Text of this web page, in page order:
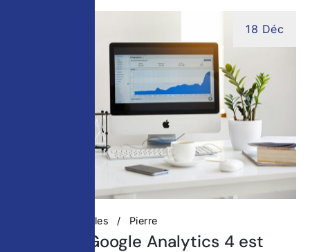
18 Déc
Actualités digitales Pierre
Pourquoi Google Analytics 4 est